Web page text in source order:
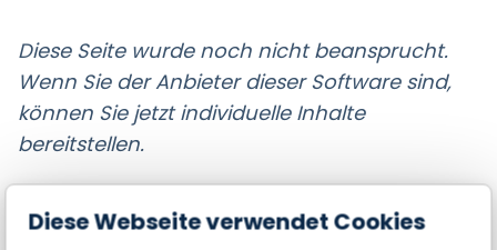
Diese Webseite verwendet Cookies
Diese Seite wurde noch nicht beansprucht.
Wenn Sie der Anbieter dieser Software sind,
können Sie jetzt individuelle Inhalte
bereitstellen.